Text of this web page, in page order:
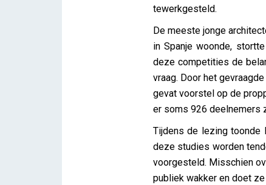
tewerkgesteld.
De meeste jonge
in Spanje woonde,
deze competities de
vraag. Door het
gevat voorstel op de
er soms 926 deelnemers
Tijdens de lezing toonde
deze studies worden
voorgesteld. Misschien
publiek wakker en doet